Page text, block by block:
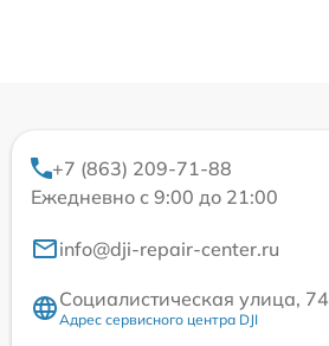
+7 (863) 209-71-88
Ежедневно с 9:00 до 21:00
info@dji-repair-center.ru
Социалистическая улица, 74
Адрес сервисного центра DJI